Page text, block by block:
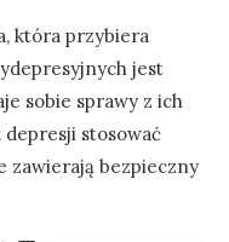
która przybiera
jest
sobie sprawy z ich
depresji stosować
zawierają bezpieczny